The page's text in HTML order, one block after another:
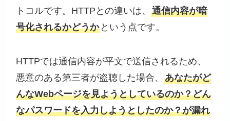
トコルです。HTTPとの違いは、通信内容が暗
号化されるかどうか という点です。
HTTPでは通信内容が平文で送信されるため、
悪意のある第三者が盗聴した場合、あなたがど
んなWebページを見ようとしているのか？どん
なパスワードを入力しようとしたのか？が漏れ